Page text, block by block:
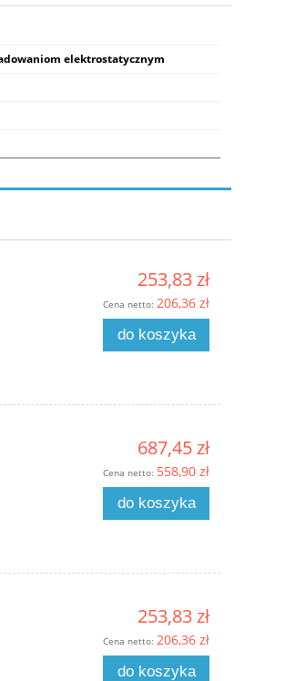
elektrostatycznym
253,83 zł
Cena netto: 206,36 zł
do koszyka
687,45 zł
Cena netto: 558,90 zł
do koszyka
253,83 zł
Cena netto: 206,36 zł
do koszyka